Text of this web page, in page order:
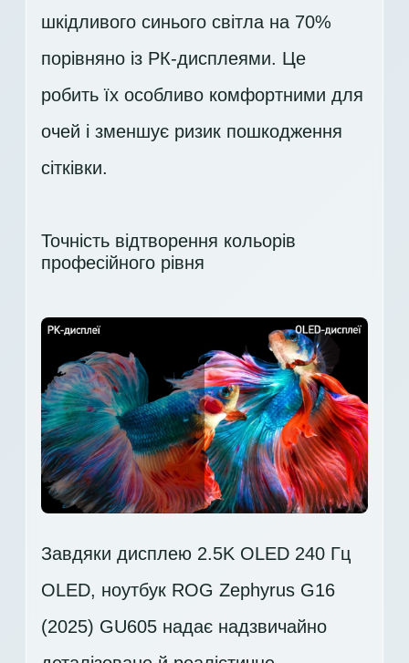
шкідливого синього світла на 70%
порівняно із РК-дисплеями. Це
робить їх особливо комфортними для
очей і зменшує ризик пошкодження
сітківки.
Точність відтворення кольорів
професійного рівня
Завдяки дисплею 2.5K OLED 240 Гц
OLED, ноутбук ROG Zephyrus G16
(2025) GU605 надає надзвичайно